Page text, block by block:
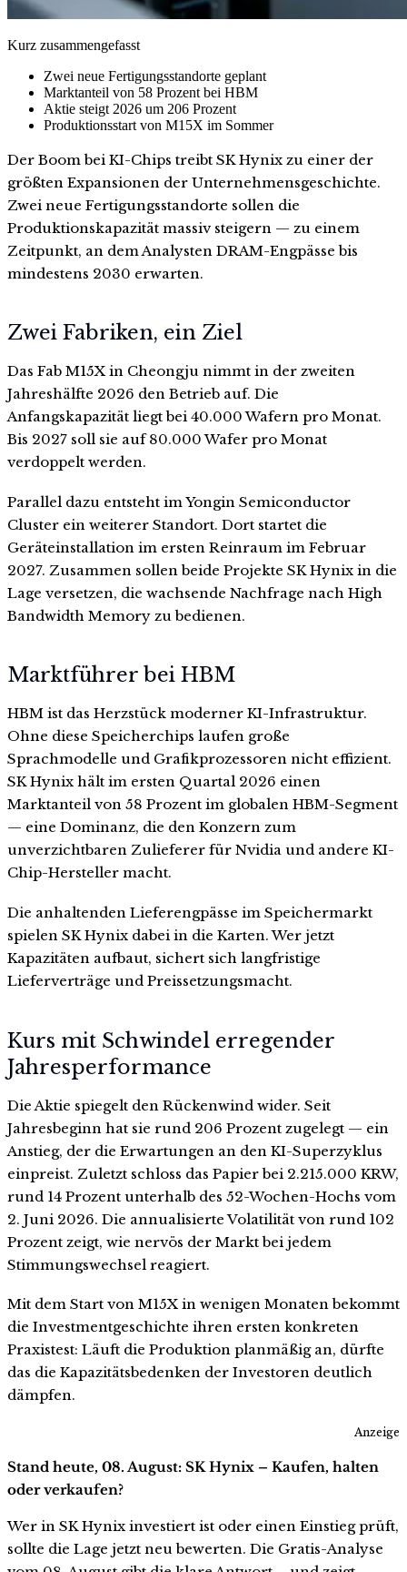
Kurz zusammengefasst
Zwei neue Fertigungsstandorte geplant
Marktanteil von 58 Prozent bei HBM
Aktie steigt 2026 um 206 Prozent
Produktionsstart von M15X im Sommer
Der Boom bei KI-Chips treibt SK Hynix zu einer der
größten Expansionen der Unternehmensgeschichte.
Zwei neue Fertigungsstandorte sollen die
Produktionskapazität massiv steigern — zu einem
Zeitpunkt, an dem Analysten DRAM-Engpässe bis
mindestens 2030 erwarten.
Zwei Fabriken, ein Ziel
Das Fab M15X in Cheongju nimmt in der zweiten
Jahreshälfte 2026 den Betrieb auf. Die
Anfangskapazität liegt bei 40.000 Wafern pro Monat.
Bis 2027 soll sie auf 80.000 Wafer pro Monat
verdoppelt werden.
Parallel dazu entsteht im Yongin Semiconductor
Cluster ein weiterer Standort. Dort startet die
Geräteinstallation im ersten Reinraum im Februar
2027. Zusammen sollen beide Projekte SK Hynix in die
Lage versetzen, die wachsende Nachfrage nach High
Bandwidth Memory zu bedienen.
Marktführer bei HBM
HBM ist das Herzstück moderner KI-Infrastruktur.
Ohne diese Speicherchips laufen große
Sprachmodelle und Grafikprozessoren nicht effizient.
SK Hynix hält im ersten Quartal 2026 einen
Marktanteil von 58 Prozent im globalen HBM-Segment
— eine Dominanz, die den Konzern zum
unverzichtbaren Zulieferer für Nvidia und andere KI-
Chip-Hersteller macht.
Die anhaltenden Lieferengpässe im Speichermarkt
spielen SK Hynix dabei in die Karten. Wer jetzt
Kapazitäten aufbaut, sichert sich langfristige
Lieferverträge und Preissetzungsmacht.
Kurs mit Schwindel erregender
Jahresperformance
Die Aktie spiegelt den Rückenwind wider. Seit
Jahresbeginn hat sie rund 206 Prozent zugelegt — ein
Anstieg, der die Erwartungen an den KI-Superzyklus
einpreist. Zuletzt schloss das Papier bei 2.215.000 KRW,
rund 14 Prozent unterhalb des 52-Wochen-Hochs vom
2. Juni 2026. Die annualisierte Volatilität von rund 102
Prozent zeigt, wie nervös der Markt bei jedem
Stimmungswechsel reagiert.
Mit dem Start von M15X in wenigen Monaten bekommt
die Investmentgeschichte ihren ersten konkreten
Praxistest: Läuft die Produktion planmäßig an, dürfte
das die Kapazitätsbedenken der Investoren deutlich
dämpfen.
Anzeige
Stand heute, 08. August: SK Hynix – Kaufen, halten
oder verkaufen?
Wer in SK Hynix investiert ist oder einen Einstieg prüft,
sollte die Lage jetzt neu bewerten. Die Gratis-Analyse